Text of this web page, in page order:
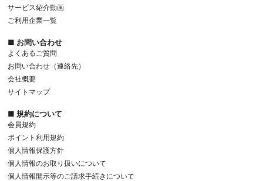
サービス紹介動画
ご利用企業一覧
■ お問い合わせ
よくあるご質問
お問い合わせ（連絡先）
会社概要
サイトマップ
■ 規約について
会員規約
ポイント利用規約
個人情報保護方針
個人情報のお取り扱いについて
個人情報開示等のご請求手続きについて